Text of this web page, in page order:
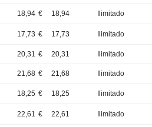
18,94 € 18,94 Ilimitado
17,73 € 17,73 Ilimitado
20,31 € 20,31 Ilimitado
21,68 € 21,68 Ilimitado
18,25 € 18,25 Ilimitado
22,61 € 22,61 Ilimitado